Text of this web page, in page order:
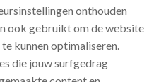
onthouden
ook gebruikt om de website
kunnen optimaliseren.
die jouw surfgedrag